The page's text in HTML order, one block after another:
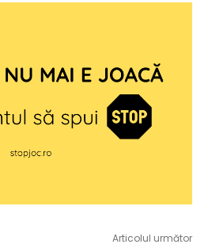
Articolul următor